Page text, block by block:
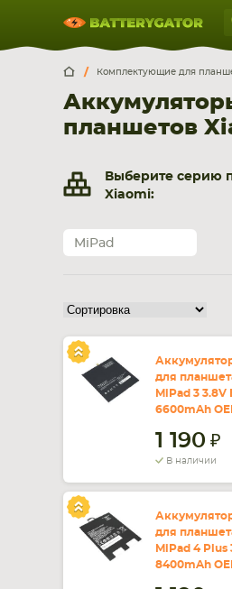
Москва
г. Москва, ул. Ткацкая, 5с3
5 мин. ходьбы от ст.м.
Обратный
Пн-Вс:
смартфона, планшета
Комплектующие для
планшетов
Выберите серию
Xiaomi:
MiPad
для
MiPad 3 3.8V
6600mAh
1 190
В наличии
для
MiPad 4 Plus
8400mAh